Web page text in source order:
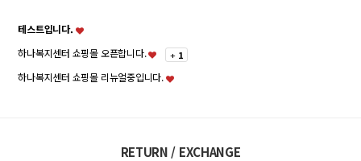
테스트입니다.
하나복지센터 쇼핑몰 오픈합니다.
+ 1
하나복지센터 쇼핑몰 리뉴얼중입니다.
RETURN / EXCHANGE